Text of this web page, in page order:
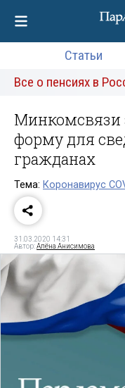
Статьи
Все о пенсиях в
Минкомсвязи
форму для
гражданах
Тема: Коронавирус
31.03.2020 14:31
Автор:Алёна Анисимова